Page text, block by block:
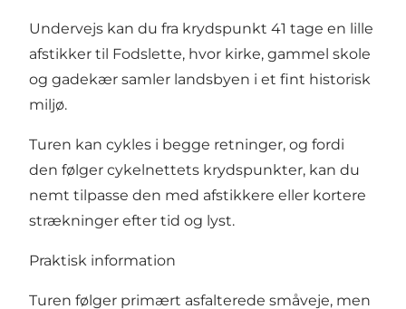
Undervejs kan du fra krydspunkt 41 tage en lille
afstikker til Fodslette, hvor kirke, gammel skole
og gadekær samler landsbyen i et fint historisk
miljø.
Turen kan cykles i begge retninger, og fordi
den følger cykelnettets krydspunkter, kan du
nemt tilpasse den med afstikkere eller kortere
strækninger efter tid og lyst.
Praktisk information
Turen følger primært asfalterede småveje, men